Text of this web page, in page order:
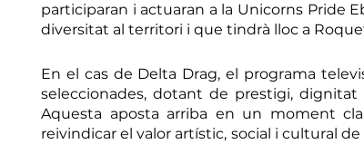
participaran i actuaran a la Unicorns Pride
diversitat al territori i que tindrà lloc a
En el cas de Delta Drag, el programa
seleccionades, dotant de prestigi, dignitat
Aquesta aposta arriba en un moment
reivindicar el valor artístic, social i cultural